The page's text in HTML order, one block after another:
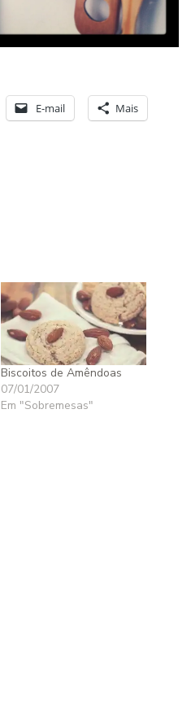
E-mail Mais
Biscoitos de Amêndoas
07/01/2007
Em "Sobremesas"